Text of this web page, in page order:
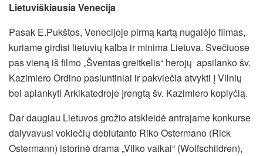
Lietuviškiausia Venecija
Pasak E.Pukštos, Venecijoje pirmą kartą nugalėjo filmas,
kuriame girdisi lietuvių kalba ir minima Lietuva. Svečiuose
pas vieną iš filmo „Šventas greitkelis“ herojų apsilanko šv.
Kazimiero Ordino pasiuntiniai ir pakviečia atvykti į Vilnių
bei aplankyti Arkikatedroje įrengtą šv. Kazimiero koplyčią.
Dar daugiau Lietuvos grožio atskleidė antrajame konkurse
dalyvavusi vokiečių debiutanto Riko Ostermano (Rick
Ostermann) istorinė drama „Vilko vaikai“ (Wolfschildren),